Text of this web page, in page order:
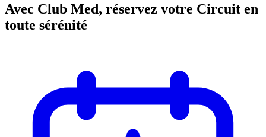
Avec Club Med, réservez votre Circuit en
toute sérénité